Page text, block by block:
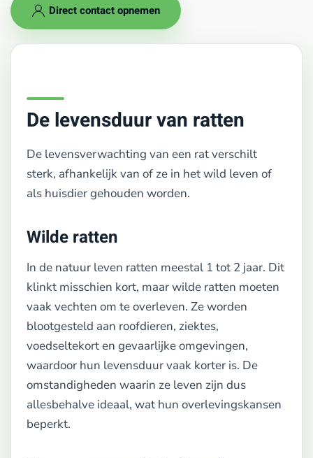
Direct contact opnemen
De levensduur van ratten
De levensverwachting van een rat verschilt
sterk, afhankelijk van of ze in het wild leven of
als huisdier gehouden worden.
Wilde ratten
In de natuur leven ratten meestal 1 tot 2 jaar. Dit
klinkt misschien kort, maar wilde ratten moeten
vaak vechten om te overleven. Ze worden
blootgesteld aan roofdieren, ziektes,
voedseltekort en gevaarlijke omgevingen,
waardoor hun levensduur vaak korter is. De
omstandigheden waarin ze leven zijn dus
allesbehalve ideaal, wat hun overlevingskansen
beperkt.